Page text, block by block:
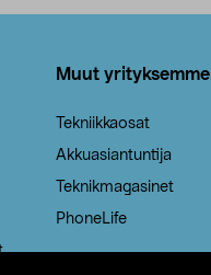
Muut yrityksemme
Tekniikkaosat
Akkuasiantuntija
Teknikmagasinet
PhoneLife